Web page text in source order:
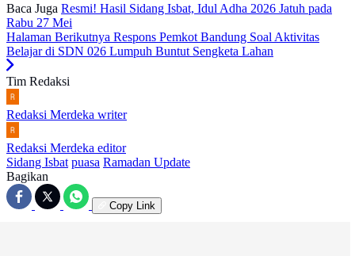
Baca Juga Resmi! Hasil Sidang Isbat, Idul Adha 2026 Jatuh pada
Rabu 27 Mei
Halaman Berikutnya Respons Pemkot Bandung Soal Aktivitas
Belajar di SDN 026 Lumpuh Buntut Sengketa Lahan
Tim Redaksi
Redaksi Merdeka writer
Redaksi Merdeka editor
Sidang Isbat puasa Ramadan Update
Bagikan
Copy Link